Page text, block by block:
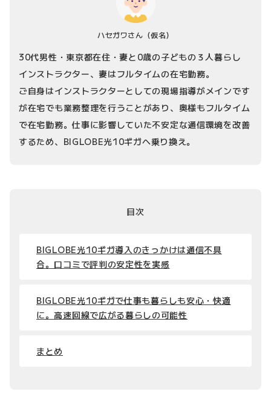
ハセガワさん （仮名）
30代男性・東京都在住・妻と0歳の子どもの３人暮らし
インストラクター、妻はフルタイムの在宅勤務。
ご自身はインストラクターとしての現場指導がメインです
が在宅でも業務整理を行うことがあり、奥様もフルタイム
で在宅勤務。仕事に影響していた不安定な通信環境を改善
するため、BIGLOBE光10ギガへ乗り換え。
目次
BIGLOBE光10ギガ導入のきっかけは通信不具
合。口コミで評判の安定性を実感
BIGLOBE光10ギガで仕事も暮らしも安心・快適
に。高速回線で広がる暮らしの可能性
まとめ